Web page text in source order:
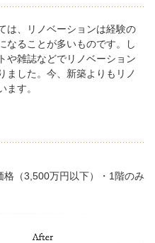
は、リノベーションは経験の
なることが多いものです。し
や雑誌などでリノベーション
ました。今、新築よりもリノ
ます。
（3,500万円以下）・1階のみ